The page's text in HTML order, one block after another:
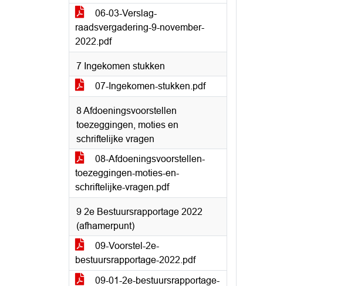
06-03-Verslag-
raadsvergadering-9-november-
2022.pdf
7 Ingekomen stukken
07-Ingekomen-stukken.pdf
8 Afdoeningsvoorstellen
toezeggingen, moties en
schriftelijke vragen
08-Afdoeningsvoorstellen-
toezeggingen-moties-en-
schriftelijke-vragen.pdf
9 2e Bestuursrapportage 2022
(afhamerpunt)
09-Voorstel-2e-
bestuursrapportage-2022.pdf
09-01-2e-bestuursrapportage-